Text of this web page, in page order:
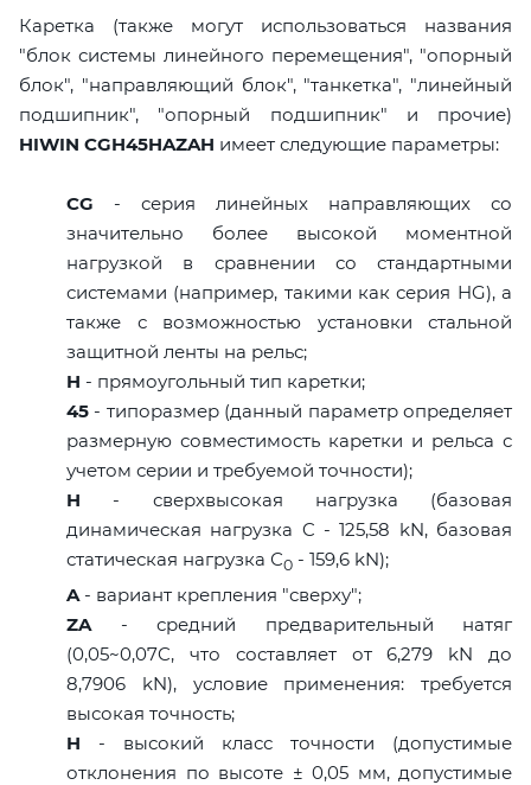
Каретка (также могут использоваться названия
"блок системы линейного перемещения", "опорный
блок", "направляющий блок", "танкетка", "линейный
подшипник", "опорный подшипник" и прочие)
HIWIN CGH45HAZAH имеет следующие параметры:
CG - серия линейных направляющих со
значительно более высокой моментной
нагрузкой в сравнении со стандартными
системами (например, такими как серия HG), а
также с возможностью установки стальной
защитной ленты на рельс;
H - прямоугольный тип каретки;
45 - типоразмер (данный параметр определяет
размерную совместимость каретки и рельса с
учетом серии и требуемой точности);
H - сверхвысокая нагрузка (базовая
динамическая нагрузка C - 125,58 kN, базовая
статическая нагрузка С0 - 159,6 kN);
A- вариант крепления "сверху";
ZA- средний предварительный натяг
(0,05~0,07C, что составляет от 6,279 kN до
8,7906 kN), условие применения: требуется
высокая точность;
H - высокий класс точности (допустимые
отклонения по высоте ± 0,05 мм, допустимые